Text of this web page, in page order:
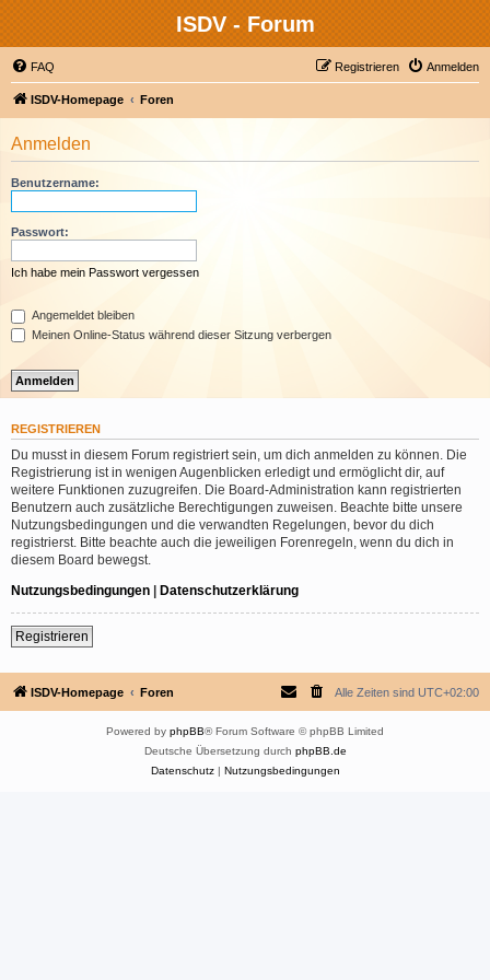
ISDV - Forum
FAQ Anmelden
Registrieren
ISDV-Homepage Foren
Anmelden
Benutzername:
Passwort:
Ich habe mein Passwort vergessen
Angemeldet bleiben
Meinen Online-Status während dieser Sitzung verbergen
REGISTRIEREN
Du musst in diesem Forum registriert sein, um dich anmelden zu können. Die
Registrierung ist in wenigen Augenblicken erledigt und ermöglicht dir, auf
weitere Funktionen zuzugreifen. Die Board-Administration kann registrierten
Benutzern auch zusätzliche Berechtigungen zuweisen. Beachte bitte unsere
Nutzungsbedingungen und die verwandten Regelungen, bevor du dich
registrierst. Bitte beachte auch die jeweiligen Forenregeln, wenn du dich in
diesem Board bewegst.
Nutzungsbedingungen | Datenschutzerklärung
Registrieren
ISDV-Homepage Foren Alle Zeiten sind UTC+02:00
Powered by phpBB® Forum Software © phpBB Limited
Deutsche Übersetzung durch phpBB.de
Datenschutz| Nutzungsbedingungen